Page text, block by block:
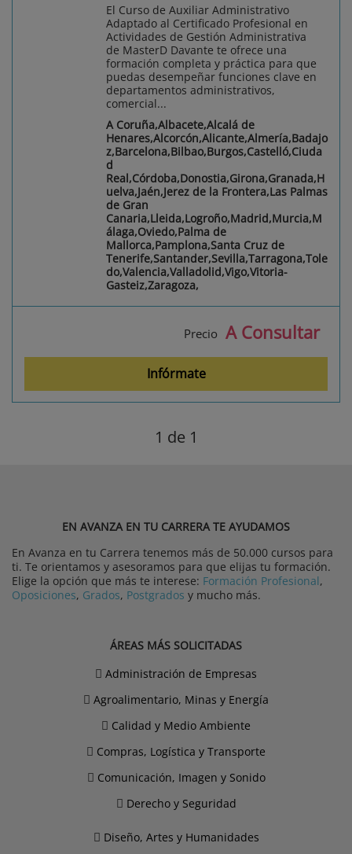
El Curso de Auxiliar Administrativo
Adaptado al Certificado Profesional en
Actividades de Gestión Administrativa
de MasterD Davante te ofrece una
formación completa y práctica para que
puedas desempeñar funciones clave en
departamentos administrativos,
comercial...
A Coruña,Albacete,Alcalá de
Henares,Alcorcón,Alicante,Almería,Badajo
z,Barcelona,Bilbao,Burgos,Castelló,Ciuda
d
Real,Córdoba,Donostia,Girona,Granada,H
uelva,Jaén,Jerez de la Frontera,Las Palmas
de Gran
Canaria,Lleida,Logroño,Madrid,Murcia,M
álaga,Oviedo,Palma de
Mallorca,Pamplona,Santa Cruz de
Tenerife,Santander,Sevilla,Tarragona,Tole
do,Valencia,Valladolid,Vigo,Vitoria-
Gasteiz,Zaragoza,
Precio A Consultar
Infórmate
1 de 1
EN AVANZA EN TU CARRERA TE AYUDAMOS
En Avanza en tu Carrera tenemos más de 50.000 cursos para
ti. Te orientamos y asesoramos para que elijas tu formación.
Elige la opción que más te interese: Formación Profesional,
Oposiciones, Grados, Postgrados y mucho más.
ÁREAS MÁS SOLICITADAS
Administración de Empresas
Agroalimentario, Minas y Energía
Calidad y Medio Ambiente
Compras, Logística y Transporte
Comunicación, Imagen y Sonido
Derecho y Seguridad
Diseño, Artes y Humanidades